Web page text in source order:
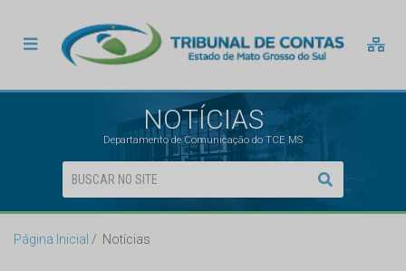
NOTÍCIAS
Departamento de Comunicação do TCE MS
Página Inicial Notícias